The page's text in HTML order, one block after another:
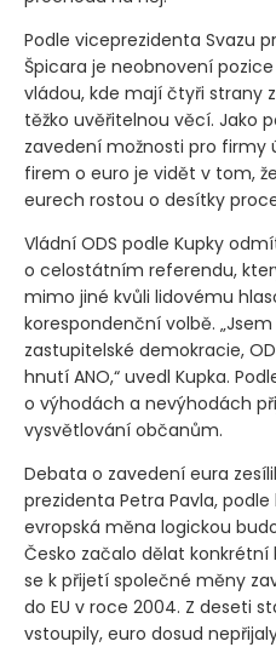
Podle viceprezidenta Svazu
Špicara je neobnovení
vládou, kde mají čtyři strany
těžko uvěřitelnou věcí. Jako
zavedení možnosti pro firmy
firem o euro je vidět v tom,
eurech rostou o desítky
Vládní ODS podle Kupky
o celostátním referendu,
mimo jiné kvůli lidovému
korespondenční volbě.
zastupitelské demokracie,
hnutí ANO,“ uvedl Kupka.
o výhodách a nevýhodách
vysvětlování občanům.
Debata o zavedení eura
prezidenta Petra Pavla,
evropská měna logickou
Česko začalo dělat konkrétní
se k přijetí společné měny
do EU v roce 2004. Z deseti
vstoupily, euro dosud